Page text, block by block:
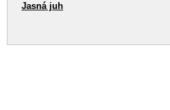
Jasná juh